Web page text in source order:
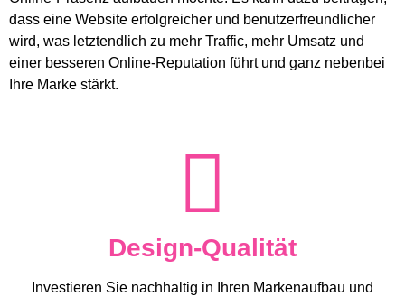
dass eine Website erfolgreicher und benutzerfreundlicher
wird, was letztendlich zu mehr Traffic, mehr Umsatz und
einer besseren Online-Reputation führt und ganz nebenbei
Ihre Marke stärkt.
Design-Qualität
Investieren Sie nachhaltig in Ihren Markenaufbau und